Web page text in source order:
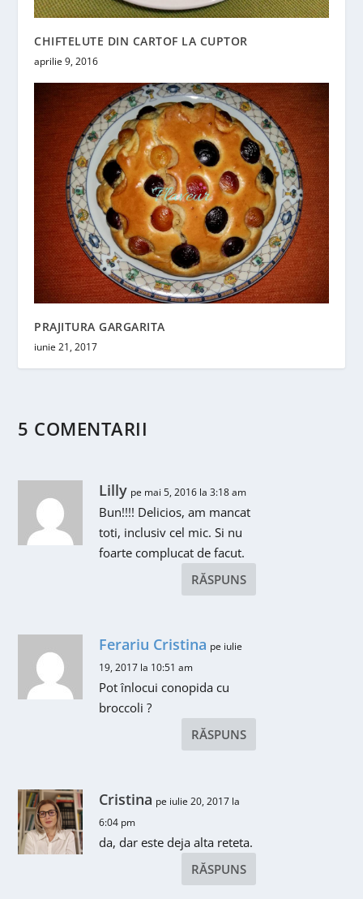
CHIFTELUTE DIN CARTOF LA CUPTOR
aprilie 9, 2016
PRAJITURA GARGARITA
iunie 21, 2017
5 COMENTARII
Lilly pe mai 5, 2016 la 3:18 am
Bun!!!! Delicios, am mancat
toti, inclusiv cel mic. Si nu
foarte complucat de facut.
RĂSPUNS
Ferariu Cristina pe iulie
19, 2017 la 10:51 am
Pot înlocui conopida cu
broccoli ?
RĂSPUNS
Cristina pe iulie 20, 2017 la
6:04 pm
da, dar este deja alta reteta.
RĂSPUNS